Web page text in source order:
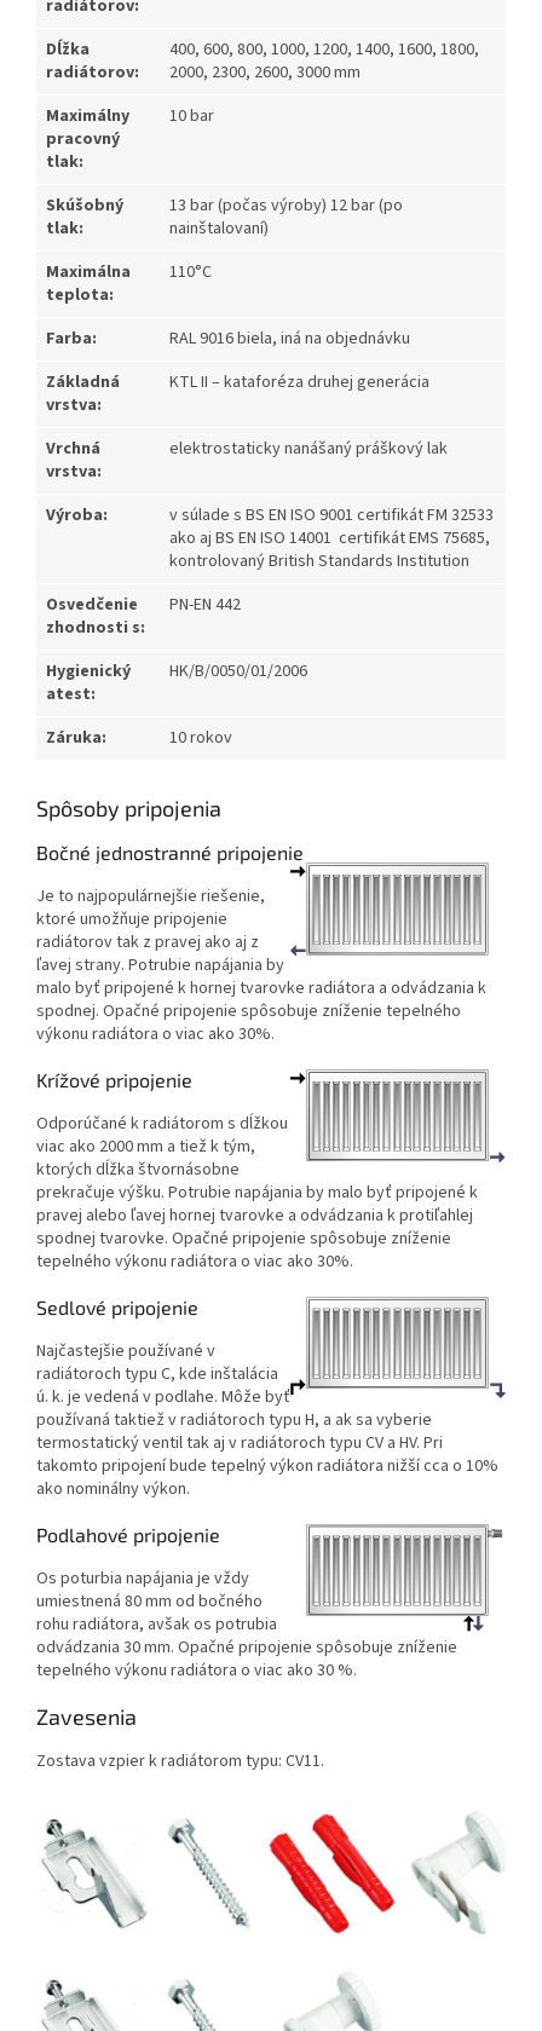
radiátorov:
Dĺžka
radiátorov:
400, 600, 800, 1000, 1200, 1400, 1600, 1800,
2000, 2300, 2600, 3000 mm
Maximálny
pracovný
tlak:
10 bar
Skúšobný
tlak:
13 bar (počas výroby) 12 bar (po
nainštalovaní)
Maximálna
teplota:
110°C
Farba:
RAL 9016 biela, iná na objednávku
Základná
vrstva:
KTL II – kataforéza druhej generácia
Vrchná
vrstva:
elektrostaticky nanášaný práškový lak
Výroba:
v súlade s BS EN ISO 9001 certifikát FM 32533
ako aj BS EN ISO 14001 certifikát EMS 75685,
kontrolovaný British Standards Institution
Osvedčenie
zhodnosti s:
PN-EN 442
Hygienický
atest:
HK/B/0050/01/2006
Záruka: 10 rokov
Spôsoby pripojenia
Bočné jednostranné pripojenie
Je to najpopulárnejšie riešenie,
ktoré umožňuje pripojenie
radiátorov tak z pravej ako aj z
ľavej strany. Potrubie napájania by
malo byť pripojené k hornej tvarovke radiátora a odvádzania k
spodnej. Opačné pripojenie spôsobuje zníženie tepelného
výkonu radiátora o viac ako 30%.
Krížové pripojenie
Odporúčané k radiátorom s dĺžkou
viac ako 2000 mm a tiež k tým,
ktorých dĺžka štvornásobne
prekračuje výšku. Potrubie napájania by malo byť pripojené k
pravej alebo ľavej hornej tvarovke a odvádzania k protiľahlej
spodnej tvarovke. Opačné pripojenie spôsobuje zníženie
tepelného výkonu radiátora o viac ako 30%.
Sedlové pripojenie
Najčastejšie používané v
radiátoroch typu C, kde inštalácia
ú. k. je vedená v podlahe. Môže byť
používaná taktiež v radiátoroch typu H, a ak sa vyberie
termostatický ventil tak aj v radiátoroch typu CV a HV. Pri
takomto pripojení bude tepelný výkon radiátora nižší cca o 10%
ako nominálny výkon.
Podlahové pripojenie
Os poturbia napájania je vždy
umiestnená 80 mm od bočného
rohu radiátora, avšak os potrubia
odvádzania 30 mm. Opačné pripojenie spôsobuje zníženie
tepelného výkonu radiátora o viac ako 30 %.
Zavesenia
Zostava vzpier k radiátorom typu: CV11.